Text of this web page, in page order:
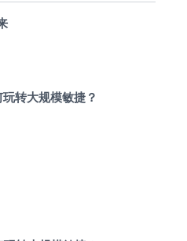
转大规模敏捷？